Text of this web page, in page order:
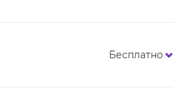
Бесплатно